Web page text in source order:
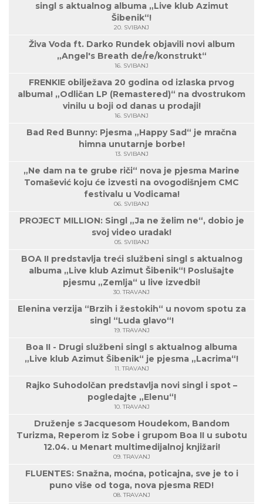
singl s aktualnog albuma „Live klub Azimut
Šibenik“!
20. SVIBANJ
Živa Voda ft. Darko Rundek objavili novi album
„Angel's Breath de/re/konstrukt“
16. SVIBANJ
FRENKIE obilježava 20 godina od izlaska prvog
albuma! „Odličan LP (Remastered)“ na dvostrukom
vinilu u boji od danas u prodaji!
16. SVIBANJ
Bad Red Bunny: Pjesma „Happy Sad“ je mračna
himna unutarnje borbe!
13. SVIBANJ
„Ne dam na te grube riči“ nova je pjesma Marine
Tomašević koju će izvesti na ovogodišnjem CMC
festivalu u Vodicama!
06. SVIBANJ
PROJECT MILLION: Singl „Ja ne želim ne“, dobio je
svoj video uradak!
05. SVIBANJ
BOA II predstavlja treći službeni singl s aktualnog
albuma „Live klub Azimut Šibenik“! Poslušajte
pjesmu „Zemlja“ u live izvedbi!
30. TRAVANJ
Elenina verzija “Brzih i žestokih“ u novom spotu za
singl “Luda glavo“!
19. TRAVANJ
Boa II - Drugi službeni singl s aktualnog albuma
„Live klub Azimut Šibenik“ je pjesma „Lacrima“!
11. TRAVANJ
Rajko Suhodolčan predstavlja novi singl i spot –
pogledajte „Elenu“!
10. TRAVANJ
Druženje s Jacquesom Houdekom, Bandom
Turizma, Reperom iz Sobe i grupom Boa II u subotu
12.04. u Menart multimedijalnoj knjižari!
09. TRAVANJ
FLUENTES: Snažna, moćna, poticajna, sve je to i
puno više od toga, nova pjesma RED!
08. TRAVANJ